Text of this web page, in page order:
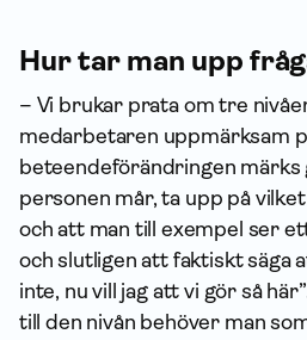
Hur tar man upp
– Vi brukar prata om tre
medarbetaren uppmärksam
beteendeförändringen märks
personen mår, ta upp på
och att man till exempel ser
och slutligen att faktiskt säga
inte, nu vill jag att vi gör så
till den nivån behöver man